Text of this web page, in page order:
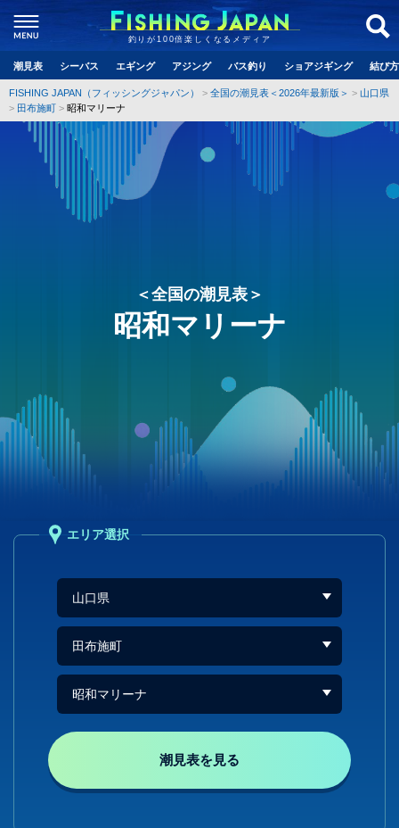
釣りが100倍楽しくなるメディア
潮見表 シーバス エギング アジング バス釣り ショアジギング 結び
FISHING JAPAN（フィッシングジャパン） 全国の潮見表＜2026年最新版＞
山口県
田布施町
昭和マリーナ
＜全国の潮見表＞
昭和マリーナ
エリア選択
潮見表を見る